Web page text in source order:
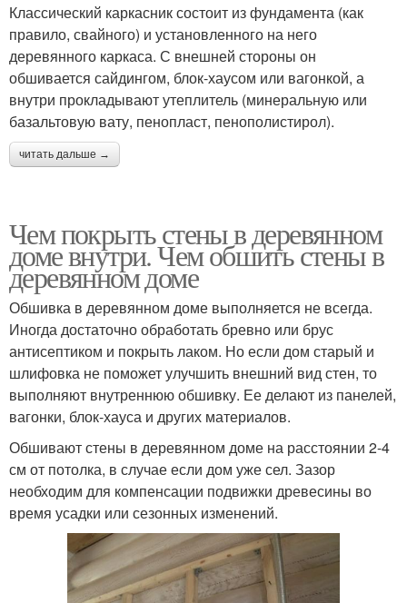
Классический каркасник состоит из фундамента (как
правило, свайного) и установленного на него
деревянного каркаса. С внешней стороны он
обшивается сайдингом, блок-хаусом или вагонкой, а
внутри прокладывают утеплитель (минеральную или
базальтовую вату, пенопласт, пенополистирол).
читать дальше →
Чем покрыть стены в деревянном
доме внутри. Чем обшить стены в
деревянном доме
Обшивка в деревянном доме выполняется не всегда.
Иногда достаточно обработать бревно или брус
антисептиком и покрыть лаком. Но если дом старый и
шлифовка не поможет улучшить внешний вид стен, то
выполняют внутреннюю обшивку. Ее делают из панелей,
вагонки, блок-хауса и других материалов.
Обшивают стены в деревянном доме на расстоянии 2-4
см от потолка, в случае если дом уже сел. Зазор
необходим для компенсации подвижки древесины во
время усадки или сезонных изменений.